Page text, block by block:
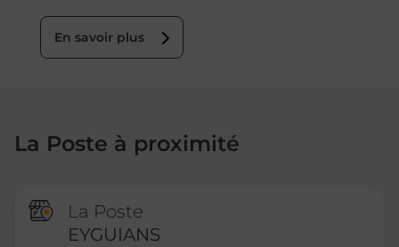
En savoir plus
La Poste à proximité
La Poste
EYGUIANS